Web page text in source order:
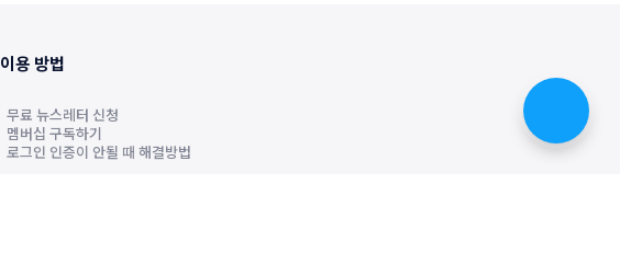
이용 방법
무료 뉴스레터 신청
멤버십 구독하기
로그인 인증이 안될 때 해결방법